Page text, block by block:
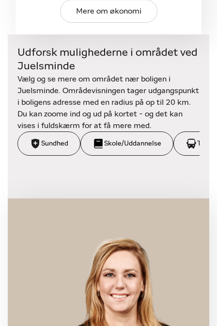
Juelsminde ligger super centralt på både land- og
vandkortet. Man kan nå både Horsens og Vejle på
lystbådehavne - også kaldet "Mini-Skagen" med
restauranter, fiskeforretning, ishus osv.
Desuden tilbyder Juelsminde området blåt
badevandsflag ved de dejlige sandfyldte
badestrande samt et hav af naturoplevelser som
f.eks. cykel - & vandreture i nærtliggende skove og
bakker, dykning, paddel, tennis, kajakroning og
selvfølgelig vinterbadningsklubben med sauna.
Mere om økonomi
Udforsk mulighederne i området ved
Juelsminde
Vælg og se mere om området nær boligen i
Juelsminde. Områdevisningen tager udgangspunkt
i boligens adresse med en radius på op til 20 km.
Du kan zoome ind og ud på kortet - og det kan
vises i fuldskærm for at få mere med.
Sundhed Skole/Uddannelse